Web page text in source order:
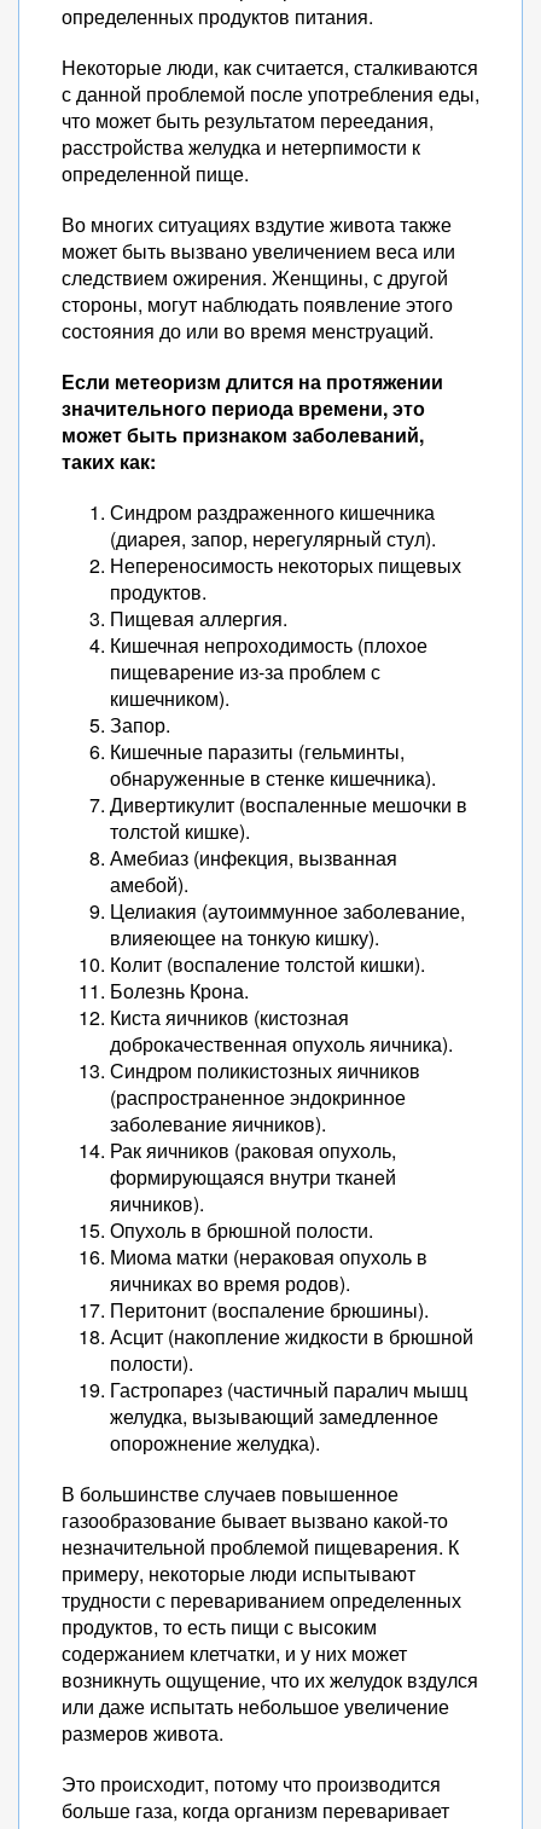
определенных продуктов питания.
Некоторые люди, как считается, сталкиваются
с данной проблемой после употребления еды,
что может быть результатом переедания,
расстройства желудка и нетерпимости к
определенной пище.
Во многих ситуациях вздутие живота также
может быть вызвано увеличением веса или
следствием ожирения. Женщины, с другой
стороны, могут наблюдать появление этого
состояния до или во время менструаций.
Если метеоризм длится на протяжении
значительного периода времени, это
может быть признаком заболеваний,
таких как:
Синдром раздраженного кишечника
(диарея, запор, нерегулярный стул).
Непереносимость некоторых пищевых
продуктов.
Пищевая аллергия.
Кишечная непроходимость (плохое
пищеварение из-за проблем с
кишечником).
Запор.
Кишечные паразиты (гельминты,
обнаруженные в стенке кишечника).
Дивертикулит (воспаленные мешочки в
толстой кишке).
Амебиаз (инфекция, вызванная
амебой).
Целиакия (аутоиммунное заболевание,
влияеющее на тонкую кишку).
Колит (воспаление толстой кишки).
Болезнь Крона.
Киста яичников (кистозная
доброкачественная опухоль яичника).
Синдром поликистозных яичников
(распространенное эндокринное
заболевание яичников).
Рак яичников (раковая опухоль,
формирующаяся внутри тканей
яичников).
Опухоль в брюшной полости.
Миома матки (нераковая опухоль в
яичниках во время родов).
Перитонит (воспаление брюшины).
Асцит (накопление жидкости в брюшной
полости).
Гастропарез (частичный паралич мышц
желудка, вызывающий замедленное
опорожнение желудка).
В большинстве случаев повышенное
газообразование бывает вызвано какой-то
незначительной проблемой пищеварения. К
примеру, некоторые люди испытывают
трудности с перевариванием определенных
продуктов, то есть пищи с высоким
содержанием клетчатки, и у них может
возникнуть ощущение, что их желудок вздулся
или даже испытать небольшое увеличение
размеров живота.
Это происходит, потому что производится
больше газа, когда организм переваривает